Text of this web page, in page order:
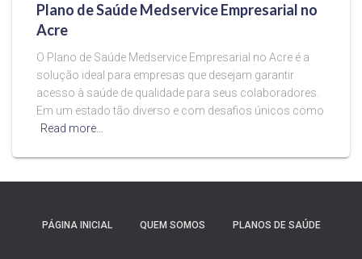
Plano de Saúde Medservice Empresarial no
Acre
O Plano de Saúde Medservice Empresarial no Acre é a
solução ideal para empresas que desejam garantir
acesso à saúde de qualidade para seus colaboradores.
Em um estado tão diverso e com desafios únicos como
Read more…
PÁGINA INICIAL QUEM SOMOS PLANOS DE SAÚDE